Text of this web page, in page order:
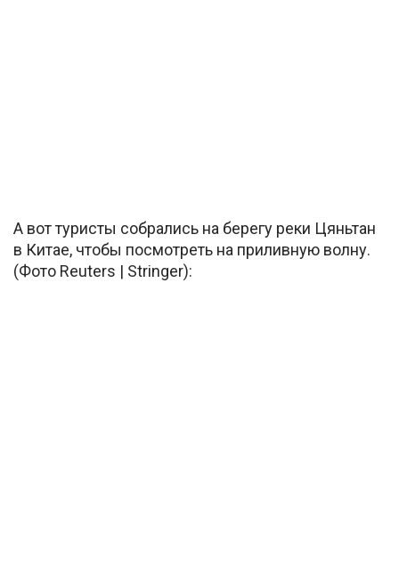
А вот туристы собрались на берегу реки Цяньтан
в Китае, чтобы посмотреть на приливную волну.
(Фото Reuters | Stringer):